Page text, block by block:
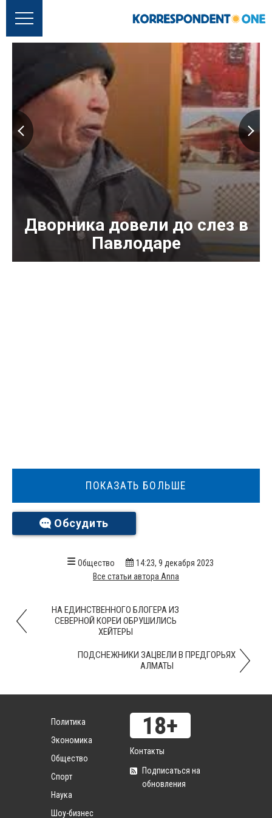
Дворника довели до слез в
Павлодаре
ПОКАЗАТЬ БОЛЬШЕ
Обсудить
Общество
14:23, 9 декабря 2023
Все статьи автора Anna
НА ЕДИНСТВЕННОГО БЛОГЕРА ИЗ
СЕВЕРНОЙ КОРЕИ ОБРУШИЛИСЬ
ХЕЙТЕРЫ
ПОДСНЕЖНИКИ ЗАЦВЕЛИ В ПРЕДГОРЬЯХ
АЛМАТЫ
Политика
Экономика
Общество
Спорт
Наука
Шоу-бизнес
Контакты
Подписаться на
обновления